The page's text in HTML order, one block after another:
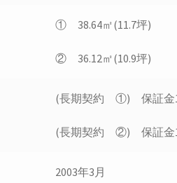
① 38.64㎡(11.7坪)
② 36.12㎡(10.9坪)
(長期契約 ①) 保証金
(長期契約 ②) 保証金
2003年3月